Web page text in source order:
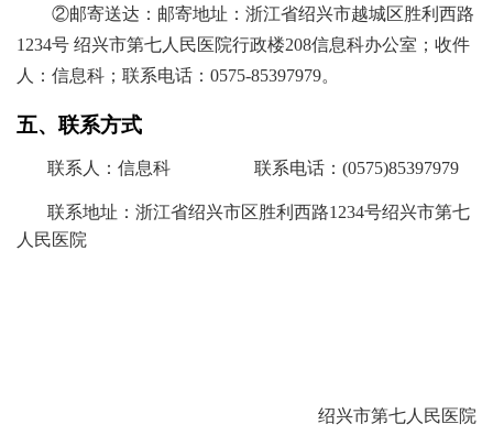
②邮寄送达：邮寄地址：浙江省绍兴市越城区胜利西路
1234号 绍兴市第七人民医院行政楼208信息科办公室；收件
人：信息科；联系电话：0575-85397979。
五、联系方式
联系人： 信息科 联系电话： (0575)85397979
联系地址：浙江省绍兴市区胜利西路1234号绍兴市第七
人民医院
绍兴市第七人民医院